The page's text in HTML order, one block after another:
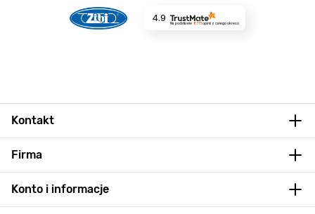
4.9
Na podstawie 8715opinii z całego okresu
Kontakt
Firma
Konto i informacje